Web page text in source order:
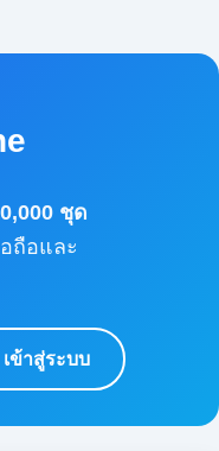
ชุด
และคอมพิวเตอร์